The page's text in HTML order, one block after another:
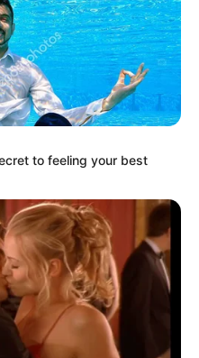
to feeling your best